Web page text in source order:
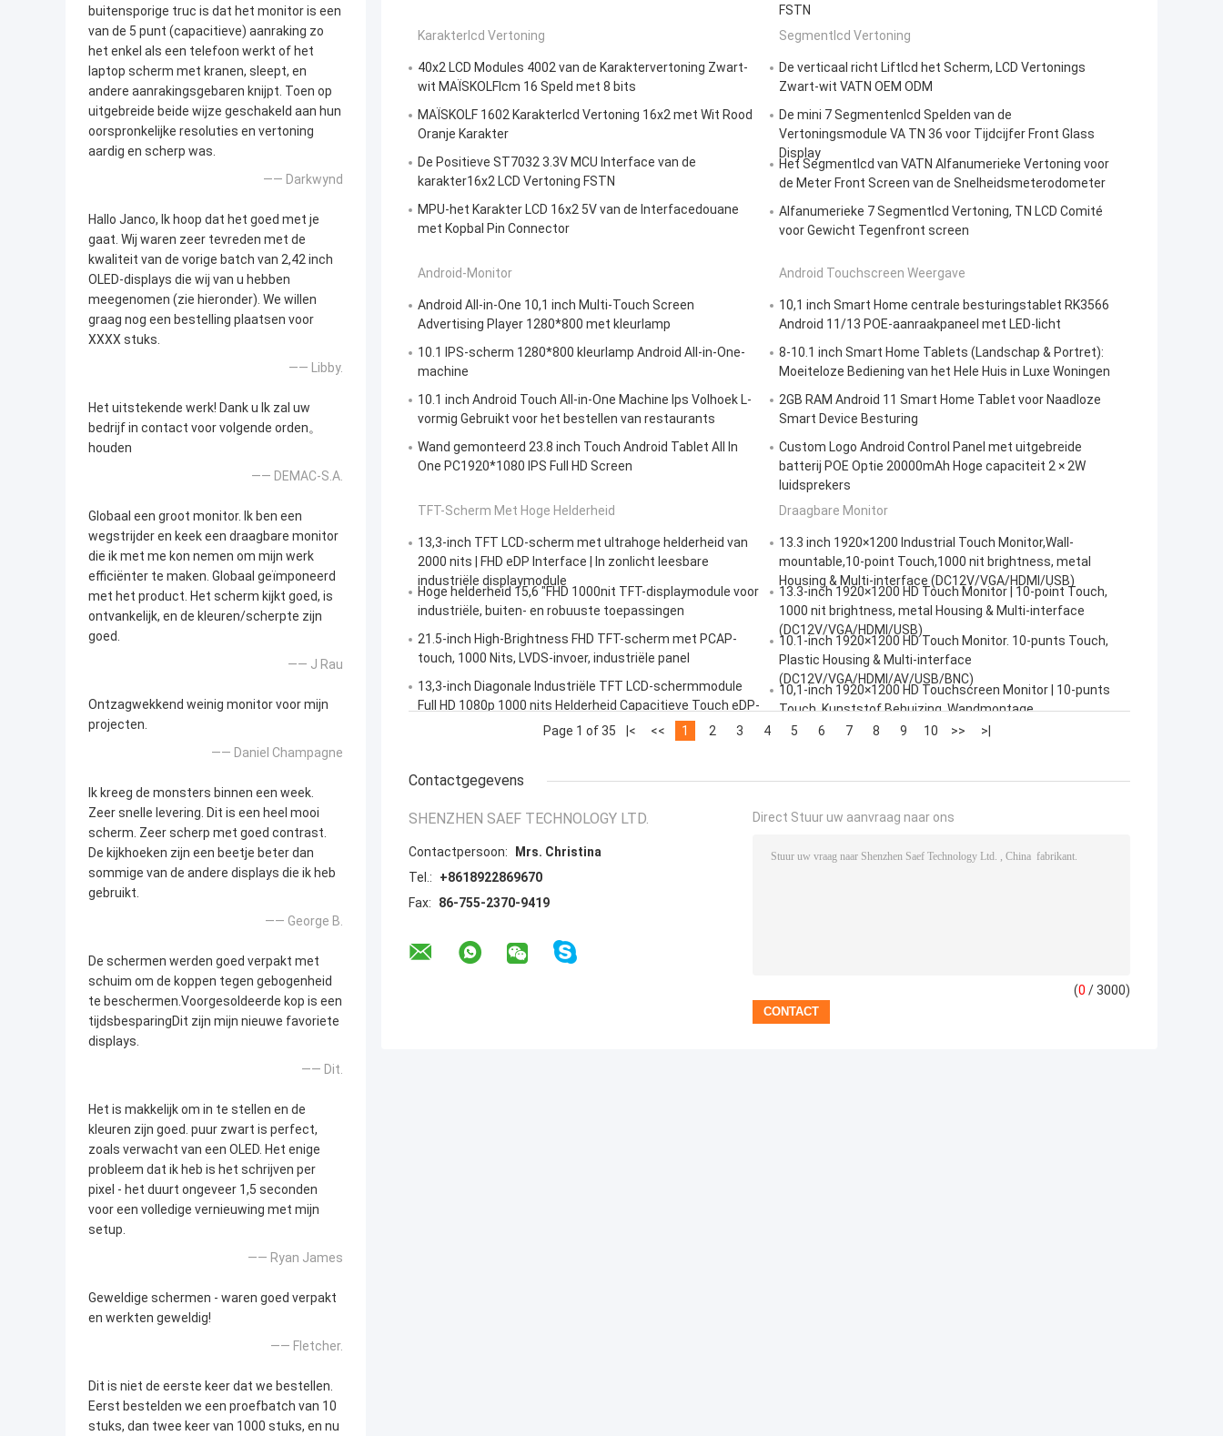
buitensporige truc is dat het monitor is een
van de 5 punt (capacitieve) aanraking zo
het enkel als een telefoon werkt of het
laptop scherm met kranen, sleept, en
andere aanrakingsgebaren knijpt. Toen op
uitgebreide beide wijze geschakeld aan hun
oorspronkelijke resoluties en vertoning
aardig en scherp was.
—— Darkwynd
Hallo Janco, Ik hoop dat het goed met je
gaat. Wij waren zeer tevreden met de
kwaliteit van de vorige batch van 2,42 inch
OLED-displays die wij van u hebben
meegenomen (zie hieronder). We willen
graag nog een bestelling plaatsen voor
XXXX stuks.
—— Libby.
Het uitstekende werk! Dank u Ik zal uw
bedrijf in contact voor volgende orden。
houden
—— DEMAC-S.A.
Globaal een groot monitor. Ik ben een
wegstrijder en keek een draagbare monitor
die ik met me kon nemen om mijn werk
efficiënter te maken. Globaal geïmponeerd
met het product. Het scherm kijkt goed, is
ontvankelijk, en de kleuren/scherpte zijn
goed.
—— J Rau
Ontzagwekkend weinig monitor voor mijn
projecten.
—— Daniel Champagne
Ik kreeg de monsters binnen een week.
Zeer snelle levering. Dit is een heel mooi
scherm. Zeer scherp met goed contrast.
De kijkhoeken zijn een beetje beter dan
sommige van de andere displays die ik heb
gebruikt.
—— George B.
De schermen werden goed verpakt met
schuim om de koppen tegen gebogenheid
te beschermen.Voorgesoldeerde kop is een
tijdsbesparingDit zijn mijn nieuwe favoriete
displays.
—— Dit.
Het is makkelijk om in te stellen en de
kleuren zijn goed. puur zwart is perfect,
zoals verwacht van een OLED. Het enige
probleem dat ik heb is het schrijven per
pixel - het duurt ongeveer 1,5 seconden
voor een volledige vernieuwing met mijn
setup.
—— Ryan James
Geweldige schermen - waren goed verpakt
en werkten geweldig!
—— Fletcher.
Dit is niet de eerste keer dat we bestellen.
Eerst bestelden we een proefbatch van 10
stuks, dan twee keer van 1000 stuks, en nu
FSTN
Karakterlcd Vertoning
40x2 LCD Modules 4002 van de Karaktervertoning Zwart-
wit MAÏSKOLFlcm 16 Speld met 8 bits
MAÏSKOLF 1602 Karakterlcd Vertoning 16x2 met Wit Rood
Oranje Karakter
De Positieve ST7032 3.3V MCU Interface van de
karakter16x2 LCD Vertoning FSTN
MPU-het Karakter LCD 16x2 5V van de Interfacedouane
met Kopbal Pin Connector
Segmentlcd Vertoning
De verticaal richt Liftlcd het Scherm, LCD Vertonings
Zwart-wit VATN OEM ODM
De mini 7 Segmentenlcd Spelden van de
Vertoningsmodule VA TN 36 voor Tijdcijfer Front Glass
Display
Het Segmentlcd van VATN Alfanumerieke Vertoning voor
de Meter Front Screen van de Snelheidsmeterodometer
Alfanumerieke 7 Segmentlcd Vertoning, TN LCD Comité
voor Gewicht Tegenfront screen
Android-Monitor
Android All-in-One 10,1 inch Multi-Touch Screen
Advertising Player 1280*800 met kleurlamp
10.1 IPS-scherm 1280*800 kleurlamp Android All-in-One-
machine
10.1 inch Android Touch All-in-One Machine Ips Volhoek L-
vormig Gebruikt voor het bestellen van restaurants
Wand gemonteerd 23.8 inch Touch Android Tablet All In
One PC1920*1080 IPS Full HD Screen
Android Touchscreen Weergave
10,1 inch Smart Home centrale besturingstablet RK3566
Android 11/13 POE-aanraakpaneel met LED-licht
8-10.1 inch Smart Home Tablets (Landschap & Portret):
Moeiteloze Bediening van het Hele Huis in Luxe Woningen
2GB RAM Android 11 Smart Home Tablet voor Naadloze
Smart Device Besturing
Custom Logo Android Control Panel met uitgebreide
batterij POE Optie 20000mAh Hoge capaciteit 2 × 2W
luidsprekers
TFT-Scherm Met Hoge Helderheid
13,3-inch TFT LCD-scherm met ultrahoge helderheid van
2000 nits | FHD eDP Interface | In zonlicht leesbare
industriële displaymodule
Hoge helderheid 15,6 "FHD 1000nit TFT-displaymodule voor
industriële, buiten- en robuuste toepassingen
21.5-inch High-Brightness FHD TFT-scherm met PCAP-
touch, 1000 Nits, LVDS-invoer, industriële panel
13,3-inch Diagonale Industriële TFT LCD-schermmodule
Full HD 1080p 1000 nits Helderheid Capacitieve Touch eDP-
Draagbare Monitor
13.3 inch 1920×1200 Industrial Touch Monitor,Wall-
mountable,10-point Touch,1000 nit brightness, metal
Housing & Multi-interface (DC12V/VGA/HDMI/USB)
13.3-inch 1920×1200 HD Touch Monitor | 10-point Touch,
1000 nit brightness, metal Housing & Multi-interface
(DC12V/VGA/HDMI/USB)
10.1-inch 1920×1200 HD Touch Monitor. 10-punts Touch,
Plastic Housing & Multi-interface
(DC12V/VGA/HDMI/AV/USB/BNC)
10,1-inch 1920×1200 HD Touchscreen Monitor | 10-punts
Touch, Kunststof Behuizing, Wandmontage
Page 1 of 35
|< << 1 2 3 4 5 6 7 8 9 10 >> >|
Contactgegevens
SHENZHEN SAEF TECHNOLOGY LTD.
Contactpersoon:
Mrs. Christina
Tel.:
+8618922869670
Fax:
86-755-2370-9419
Direct Stuur uw aanvraag naar ons
(0 / 3000)